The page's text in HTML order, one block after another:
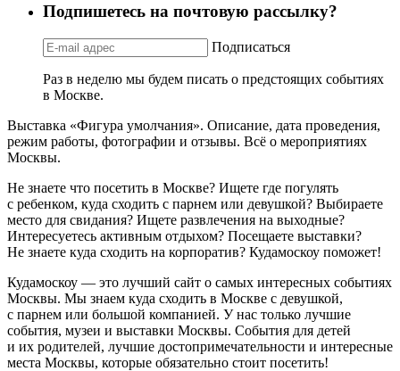
Подпишетесь на почтовую рассылку?
Подписаться
Раз в неделю мы будем писать о предстоящих событиях
в Москве.
Выставка «Фигура умолчания». Описание, дата проведения,
режим работы, фотографии и отзывы. Всё о мероприятиях
Москвы.
Не знаете что посетить в Москве? Ищете где погулять
с ребенком, куда сходить с парнем или девушкой? Выбираете
место для свидания? Ищете развлечения на выходные?
Интересуетесь активным отдыхом? Посещаете выставки?
Не знаете куда сходить на корпоратив? Кудамоскоу поможет!
Кудамоскоу — это лучший сайт о самых интересных событиях
Москвы. Мы знаем куда сходить в Москве с девушкой,
с парнем или большой компанией. У нас только лучшие
события, музеи и выставки Москвы. События для детей
и их родителей, лучшие достопримечательности и интересные
места Москвы, которые обязательно стоит посетить!